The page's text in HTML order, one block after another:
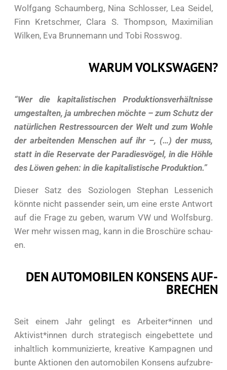
Wolf­gang Schaum­berg, Nina Schlos­ser, Lea Sei­del,
Finn Kret­schmer, Cla­ra S. Thomp­son, Maxi­mi­li­an
Wil­ken, Eva Brun­nemann und Tobi Ross­wog.
WAR­UM VOLKS­WA­GEN?
“Wer die kapita­lis­ti­schen Pro­duk­ti­ons­ver­hält­nis­se
umge­stal­ten, ja umbre­chen möch­te – zum Schutz der
natür­li­chen Rest­res­sour­cen der Welt und zum Woh­le
der arbei­ten­den Men­schen auf ihr –, (…) der muss,
statt in die Reser­va­te der Para­dies­vö­gel, in die Höh­le
des Löwen gehen: in die kapi­ta­lis­ti­sche Pro­duk­ti­on.”
Die­ser Satz des Sozio­lo­gen Ste­phan Les­se­nich
könn­te nicht pas­sen­der sein, um eine ers­te Ant­wort
auf die Fra­ge zu geben, war­um VW und Wolfs­burg.
Wer mehr wis­sen mag, kann in die Bro­schü­re schau­
en.
DEN AUTO­MO­BI­LEN KON­SENS AUF­
BRE­CHEN
Seit einem Jahr gelingt es Arbeiter*innen und
Aktivist*innen durch stra­te­gisch ein­ge­bet­te­te und
inhalt­lich kom­mu­ni­zier­te, krea­ti­ve Kam­pa­gnen und
bun­te Aktio­nen den auto­mo­bi­len Kon­sens auf­zu­bre­